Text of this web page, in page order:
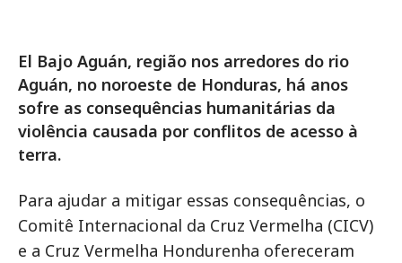
El Bajo Aguán, região nos arredores do rio
Aguán, no noroeste de Honduras, há anos
sofre as consequências humanitárias da
violência causada por conflitos de acesso à
terra.
Para ajudar a mitigar essas consequências, o
Comitê Internacional da Cruz Vermelha (CICV)
e a Cruz Vermelha Hondurenha ofereceram